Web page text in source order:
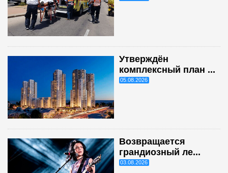
Утверждён
комплексный план ...
05.08.2026
Возвращается
грандиозный ле...
03.08.2026